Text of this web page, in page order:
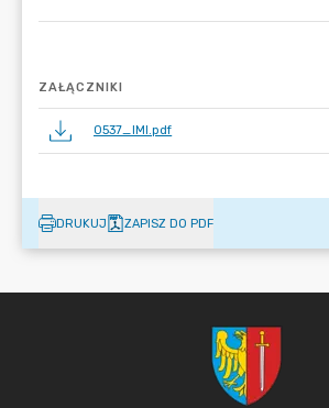
ZAŁĄCZNIKI
0537_IMI.pdf
DRUKUJ ZAPISZ DO PDF